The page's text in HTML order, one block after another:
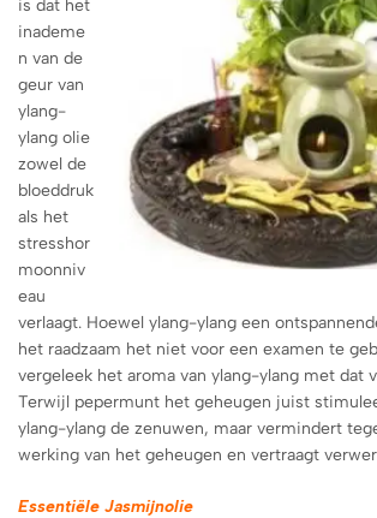
is dat het
inademe
n van de
geur van
ylang-
ylang olie
zowel de
bloeddruk
als het
stresshor
moonniv
eau
verlaagt. Hoewel ylang-ylang een
het raadzaam het niet voor een examen te
vergeleek het aroma van ylang-ylang met dat
Terwijl pepermunt het geheugen juist
ylang-ylang de zenuwen, maar vermindert
werking van het geheugen en vertraagt
Essentiële Jasmijnolie